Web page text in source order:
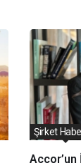
Accor’un
Şirket